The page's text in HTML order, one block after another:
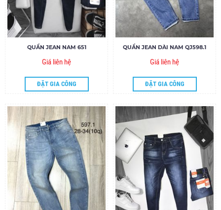
QUẦN JEAN NAM 651
Giá liên hệ
ĐẶT GIA CÔNG
QUẦN JEAN DÀI NAM QJ598.1
Giá liên hệ
ĐẶT GIA CÔNG